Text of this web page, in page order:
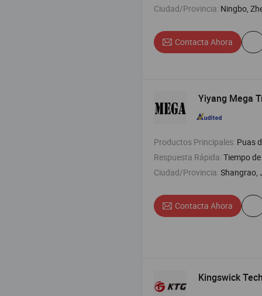
Ciudad/Provincia: Ningbo,
Contacta Ahora
Yiyang Mega
Productos Principales: Puas de guitarra , tela ,
Respuesta Rápida: Tiempo de
Ciudad/Provincia: Shangrao,
Contacta Ahora
Kingswick